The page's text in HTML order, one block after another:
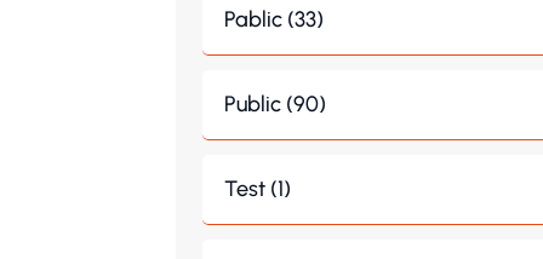
Pablic (33)
Public (90)
Test (1)